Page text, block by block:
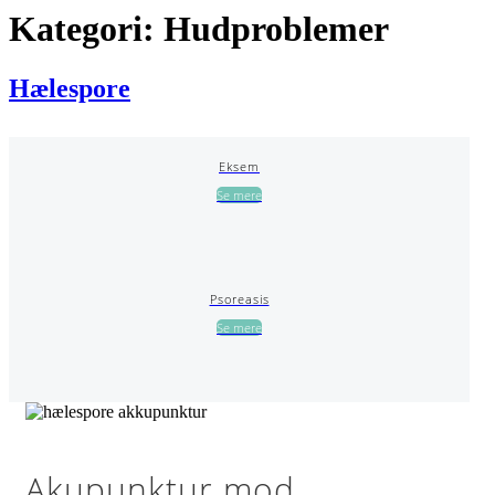
Kategori: Hudproblemer
Hælespore
Eksem
Se mere
Psoreasis
Se mere